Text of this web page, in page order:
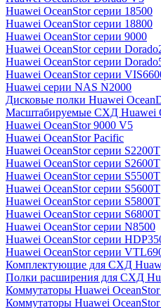
Huawei OceanStor серии 18500
Huawei OceanStor серии 18800
Huawei OceanStor серии 9000
Huawei OceanStor серии
Huawei OceanStor серии
Huawei OceanStor серии
Huawei серии NAS N2000
Дисковые полки Huawei
Масштабируемые СХД Huawei
Huawei OceanStor 9000 V5
Huawei OceanStor Pacific
Huawei OceanStor серии S2200T
Huawei OceanStor серии S2600T
Huawei OceanStor серии S5500T
Huawei OceanStor серии S5600T
Huawei OceanStor серии S5800T
Huawei OceanStor серии S6800T
Huawei OceanStor серии N8500
Huawei OceanStor серии
Huawei OceanStor серии
Комплектующие для СХД
Полки расширения для СХД
Коммутаторы Huawei
Коммутаторы Huawei